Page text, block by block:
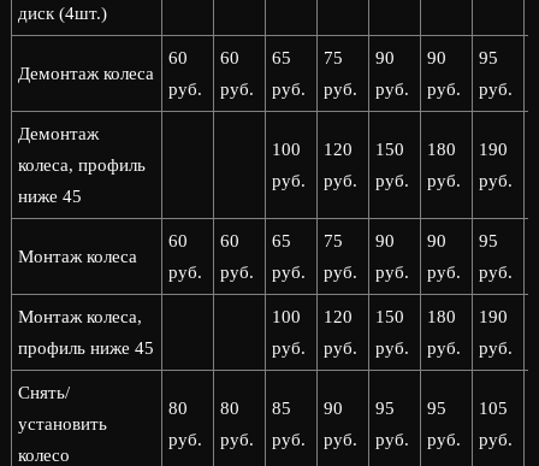
диск (4шт.)
Демонтаж колеса
60
руб.
60
руб.
65
руб.
75
руб.
90
руб.
90
руб.
95
руб.
Демонтаж
колеса, профиль
ниже 45
100
руб.
120
руб.
150
руб.
180
руб.
190
руб.
Монтаж колеса
60
руб.
60
руб.
65
руб.
75
руб.
90
руб.
90
руб.
95
руб.
Монтаж колеса,
профиль ниже 45
100
руб.
120
руб.
150
руб.
180
руб.
190
руб.
Снять/
установить
колесо
80
руб.
80
руб.
85
руб.
90
руб.
95
руб.
95
руб.
105
руб.